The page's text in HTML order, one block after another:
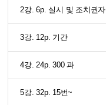
2강. 6p. 실시 및 조치권자
3강. 12p. 기간
4강. 24p. 300 과
5강. 32p. 15번~